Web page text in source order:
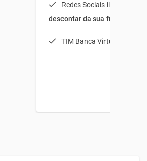
Redes Sociais ilimitadas (
descontar da sua franquia
TIM Banca Virtual Light